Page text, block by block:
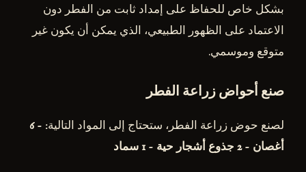
بشكل خاص للحفاظ على إمداد ثابت من الفطر دون
الاعتماد على الظهور الطبيعي، الذي يمكن أن يكون غير
متوقع وموسمي.
صنع أحواض زراعة الفطر
لصنع حوض زراعة الفطر، ستحتاج إلى المواد التالية: -6
أغصان -2 جذوع أشجار حية - 1 سماد